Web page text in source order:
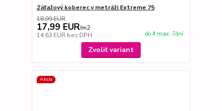
Záťažový koberec v metráži Extreme 75
18,99 EUR
17,99 EUR/m2
14,63 EUR bez DPH do 4 max. 7dní
Zvoliť variant
Akcia